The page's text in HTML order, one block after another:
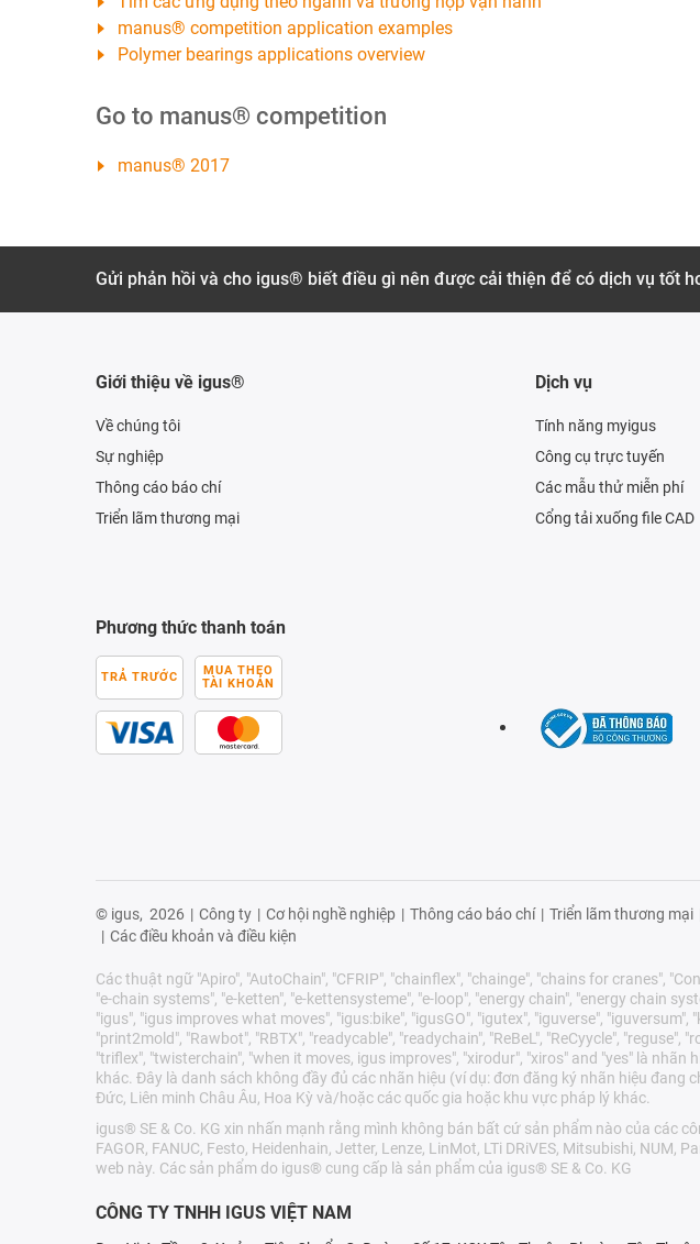
manus® competition application examples
Polymer bearings applications overview
Go to manus® competition
manus® 2017
Gửi phản hồi và cho igus® biết điều gì nên được cải thiện để có dịch vụ tốt
Giới thiệu về igus®
Về chúng tôi
Sự nghiệp
Thông cáo báo chí
Triển lãm thương mại
Dịch vụ
Tính năng myigus
Công cụ trực tuyến
Các mẫu thử miễn phí
Cổng tải xuống file CAD
Phương thức thanh toán
TRẢ TRƯỚC
MUA THEO
TÀI KHOẢN
© igus, 2026 | Công ty | Cơ hội nghề nghiệp | Thông cáo báo chí | Triển lãm thương mại
| Các điều khoản và điều kiện
Các thuật ngữ "Apiro", "AutoChain", "CFRIP", "chainflex", "chainge", "chains for cranes",
"e-chain systems", "e-ketten", "e-kettensysteme", "e-loop", "energy chain", "energy chain
"igus", "igus improves what moves", "igus:bike", "igusGO", "igutex", "iguverse",
"print2mold", "Rawbot", "RBTX", "readycable", "readychain", "ReBeL", "ReCyycle",
"triflex", "twisterchain", "when it moves, igus improves", "xirodur", "xiros" and "yes" là
khác. Đây là danh sách không đầy đủ các nhãn hiệu (ví dụ: đơn đăng ký nhãn hiệu
Đức, Liên minh Châu Âu, Hoa Kỳ và/hoặc các quốc gia hoặc khu vực pháp lý khác.
igus® SE & Co. KG xin nhấn mạnh rằng mình không bán bất cứ sản phẩm nào của các
FAGOR, FANUC, Festo, Heidenhain, Jetter, Lenze, LinMot, LTi DRiVES, Mitsubishi,
web này. Các sản phẩm do igus® cung cấp là sản phẩm của igus® SE & Co. KG
CÔNG TY TNHH IGUS VIỆT NAM